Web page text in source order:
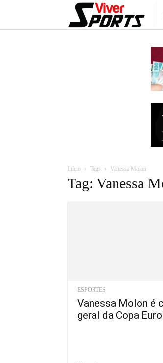
Início Tags Vanessa Molon
Tag: Vanessa
ESPORTES
Vanessa Molon é
geral da Copa